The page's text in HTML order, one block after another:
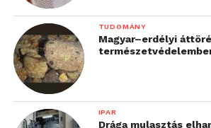
TUDOMÁNY
Magyar–erdélyi
IPAR
Drága mulasztás